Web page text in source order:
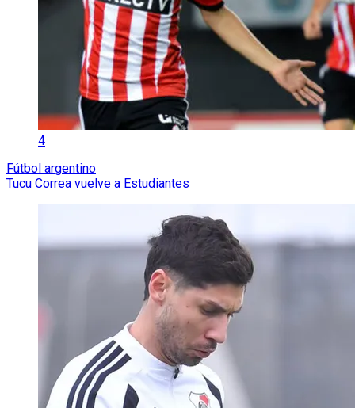
4
Fútbol argentino
Tucu Correa vuelve a Estudiantes